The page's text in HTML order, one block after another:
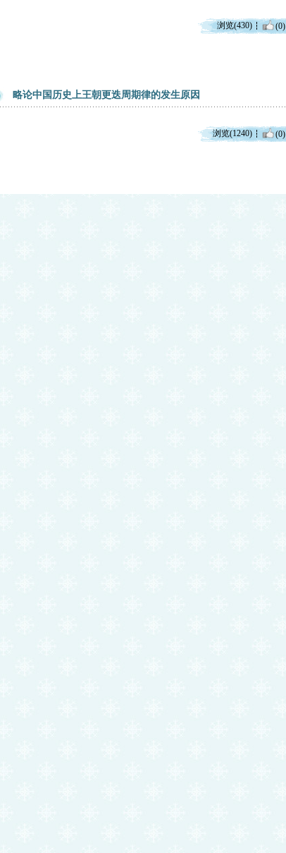
浏览(430) (0)
略论中国历史上王朝更迭周期律的发生原因
浏览(1240) (0)